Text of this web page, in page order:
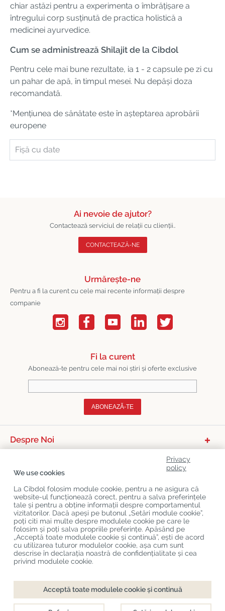
Adaugă în coș Finalizare comandă
Disponibil direct
chiar astăzi pentru a experimenta o îmbrățișare a
întregului corp susținută de practica holistică a
medicinei ayurvedice.
Cum se administrează Shilajit de la Cibdol
Pentru cele mai bune rezultate, ia 1 - 2 capsule pe zi cu
un pahar de apă, în timpul mesei. Nu depăși doza
recomandată.
*Mențiunea de sănătate este în așteptarea aprobării
europene
Fișă cu date
Ai nevoie de ajutor?
Contactează serviciul de relații cu clienții..
CONTACTEAZĂ-NE
Urmărește-ne
Pentru a fi la curent cu cele mai recente informații despre
companie
Fi la curent
Abonează-te pentru cele mai noi știri și oferte exclusive
ABONEAZĂ-TE
Despre Noi
Serviciu Relații Cu Clienții
Ultimele Postări Pe Blog
Privacy
policy
We use cookies
La Cibdol folosim module cookie, pentru a ne asigura că
website-ul funcționează corect, pentru a salva preferințele
tale și pentru a obține informații despre comportamentul
vizitatorilor. Dacă apeși pe butonul „Setări module cookie”,
poți citi mai multe despre modulele cookie pe care le
folosim și poți salva propriile preferințe. Apăsând pe
„Acceptă toate modulele cookie și continuă”, ești de acord
cu utilizarea tuturor modulelor cookie, așa cum sunt
descrise în declarația noastră de confidențialitate și cea
privind modulele cookie.
Acceptă toate modulele cookie și continuă
Copyright©CibdolLast updated 06-08-2026
Cibdol bv, Handelsweg 1a, 5492NL Sint-Oedenrode, the Netherlands
KvK: 76495035 VAT: NL860644923B01